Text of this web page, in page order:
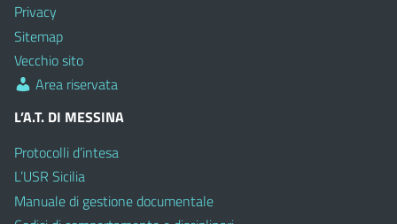
Privacy
Sitemap
Vecchio sito
Area riservata
L’A.T. DI MESSINA
Protocolli d’intesa
L’USR Sicilia
Manuale di gestione documentale